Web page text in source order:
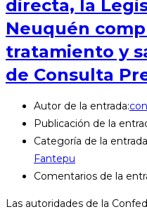
directa, la
Neuquén
tratamiento y
de Consulta
Autor de la entrada:
Publicación de la
Categoría de la
Fantepu
Comentarios de la
Las autoridades de la